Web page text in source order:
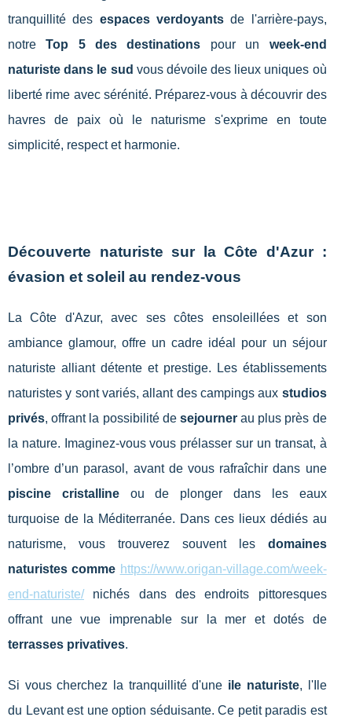
tranquillité des espaces verdoyantsde l'arrière-pays,
notreTop 5 des destinations pour un week-end
naturiste dans le sud vous dévoile des lieux uniques où
liberté rime avec sérénité. Préparez-vous à découvrir des
havres de paix où le naturisme s'exprime en toute
simplicité, respect et harmonie.
Découverte naturiste sur la Côte d'Azur :
évasion et soleil au rendez-vous
La Côte d'Azur, avec ses côtes ensoleillées et son
ambiance glamour, offre un cadre idéal pour un séjour
naturiste alliant détente et prestige. Les établissements
naturistes y sont variés, allant des campings aux studios
privés, offrant la possibilité de sejournerau plus près de
la nature. Imaginez-vous vous prélasser sur un transat, à
l’ombre d’un parasol, avant de vous rafraîchir dans une
piscine cristallineou de plonger dans les eaux
turquoise de la Méditerranée. Dans ces lieux dédiés au
naturisme, vous trouverez souvent les domaines
naturistes comme https://www.origan-village.com/week-
end-naturiste/nichés dans des endroits pittoresques
offrant une vue imprenable sur la mer et dotés de
terrasses privatives.
Si vous cherchez la tranquillité d'une ile naturiste, l'Ile
du Levant est une option séduisante. Ce petit paradis est